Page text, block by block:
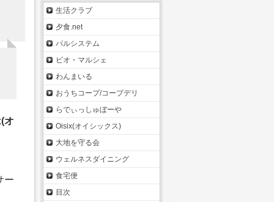
オ
ー
生活クラブ
夕食.net
パルシステム
ビオ・マルシェ
わんまいる
おうちコープ/コープデリ
らでぃっしゅぼーや
Oisix(オイシックス)
大地を守る会
ウェルネスダイニング
食宅便
目次